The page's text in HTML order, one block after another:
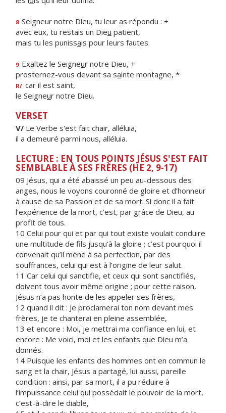
8 Seigneur notre Dieu, tu leur as répondu : +
avec eux, tu restais un Dieu patient,
mais tu les punissais pour leurs fautes.
9 Exaltez le Seigneur notre Dieu, +
prosternez-vous devant sa sainte montagne, *
R/ car il est saint,
le Seigneur notre Dieu.
VERSET
V/ Le Verbe s'est fait chair, alléluia,
il a demeuré parmi nous, alléluia.
LECTURE : EN TOUS POINTS JÉSUS S'EST FAIT
SEMBLABLE À SES FRÈRES (HE 2, 9-17)
09 Jésus, qui a été abaissé un peu au-dessous des
anges, nous le voyons couronné de gloire et d’honneur
à cause de sa Passion et de sa mort. Si donc il a fait
l’expérience de la mort, c’est, par grâce de Dieu, au
profit de tous.
10 Celui pour qui et par qui tout existe voulait conduire
une multitude de fils jusqu’à la gloire ; c’est pourquoi il
convenait qu’il mène à sa perfection, par des
souffrances, celui qui est à l’origine de leur salut.
11 Car celui qui sanctifie, et ceux qui sont sanctifiés,
doivent tous avoir même origine ; pour cette raison,
Jésus n’a pas honte de les appeler ses frères,
12 quand il dit : Je proclamerai ton nom devant mes
frères, je te chanterai en pleine assemblée,
13 et encore : Moi, je mettrai ma confiance en lui, et
encore : Me voici, moi et les enfants que Dieu m’a
donnés.
14 Puisque les enfants des hommes ont en commun le
sang et la chair, Jésus a partagé, lui aussi, pareille
condition : ainsi, par sa mort, il a pu réduire à
l’impuissance celui qui possédait le pouvoir de la mort,
c’est-à-dire le diable,